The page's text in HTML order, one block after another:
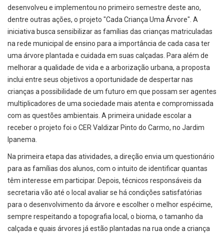
desenvolveu e implementou no primeiro semestre deste ano,
dentre outras ações, o projeto "Cada Criança Uma Árvore". A
iniciativa busca sensibilizar as famílias das crianças matriculadas
na rede municipal de ensino para a importância de cada casa ter
uma árvore plantada e cuidada em suas calçadas. Para além de
melhorar a qualidade de vida e a arborização urbana, a proposta
inclui entre seus objetivos a oportunidade de despertar nas
crianças a possibilidade de um futuro em que possam ser agentes
multiplicadores de uma sociedade mais atenta e compromissada
com as questões ambientais. A primeira unidade escolar a
receber o projeto foi o CER Valdizar Pinto do Carmo, no Jardim
Ipanema.
Na primeira etapa das atividades, a direção envia um questionário
para as famílias dos alunos, com o intuito de identificar quantas
têm interesse em participar. Depois, técnicos responsáveis da
secretaria vão até o local avaliar se há condições satisfatórias
para o desenvolvimento da árvore e escolher o melhor espécime,
sempre respeitando a topografia local, o bioma, o tamanho da
calçada e quais árvores já estão plantadas na rua onde a criança